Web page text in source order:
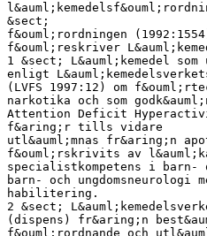
&sect;
f&ouml;rordningen
f&ouml;reskriver
1 &sect; L&auml;kemedel
enligt
(LVFS 1997:12) om
narkotika och som
Attention Deficit
f&aring;r tills vidare
utl&auml;mnas fr&aring;n
f&ouml;rskrivits av
specialistkompetens i barn-
barn- och ungdomsneurologi
habilitering.
2 &sect;
(dispens) fr&aring;n
f&ouml;rordnande och